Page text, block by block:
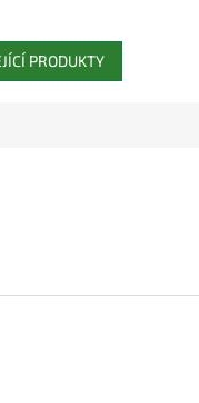
PRODUKTY